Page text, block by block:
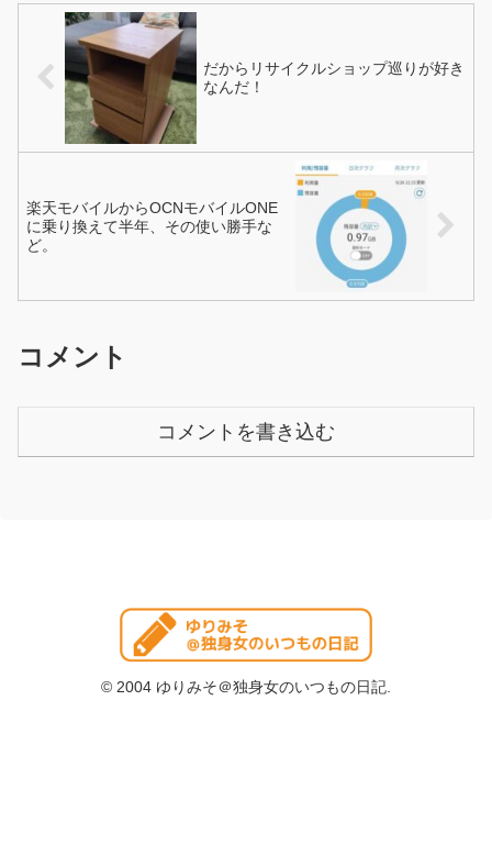
だからリサイクルショップ巡りが好き
なんだ！
楽天モバイルからOCNモバイルONE
に乗り換えて半年、その使い勝手な
ど。
コメント
コメントを書き込む
© 2004 ゆりみそ＠独身女のいつもの日記.